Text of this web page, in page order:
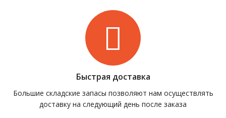
Быстрая доставка
Большие складские запасы позволяют нам осуществлять
доставку на следующий день после заказа